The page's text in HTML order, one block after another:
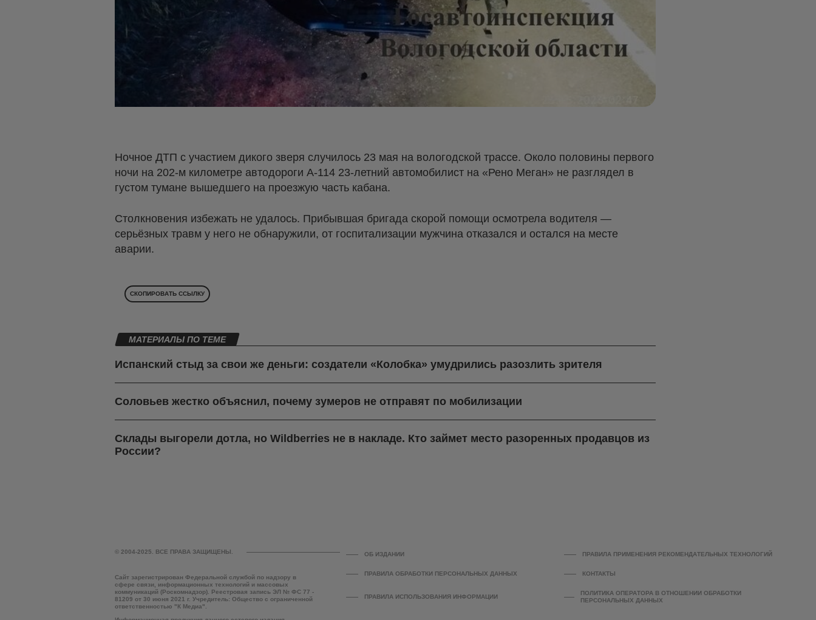
Ночное ДТП с участием дикого зверя случилось 23 мая на вологодской трассе. Около половины первого
ночи на 202-м километре автодороги А-114 23-летний автомобилист на «Рено Меган» не разглядел в
густом тумане вышедшего на проезжую часть кабана.
Столкновения избежать не удалось. Прибывшая бригада скорой помощи осмотрела водителя —
серьёзных травм у него не обнаружили, от госпитализации мужчина отказался и остался на месте
аварии.
СКОПИРОВАТЬ ССЫЛКУ
МАТЕРИАЛЫ ПО ТЕМЕ
Испанский стыд за свои же деньги: создатели «Колобка» умудрились разозлить зрителя
Соловьев жестко объяснил, почему зумеров не отправят по мобилизации
Склады выгорели дотла, но Wildberries не в накладе. Кто займет место разоренных продавцов из
России?
© 2004-2025. ВСЕ ПРАВА ЗАЩИЩЕНЫ.
Сайт зарегистрирован Федеральной службой по надзору в
сфере связи, информационных технологий и массовых
коммуникаций (Роскомнадзор). Реестровая запись ЭЛ № ФС 77 -
81209 от 30 июня 2021 г. Учредитель: Общество с ограниченной
ответственностью "К Медиа".
ОБ ИЗДАНИИ ПРАВИЛА ПРИМЕНЕНИЯ РЕКОМЕНДАТЕЛЬНЫХ ТЕХНОЛОГИЙ
ПРАВИЛА ОБРАБОТКИ ПЕРСОНАЛЬНЫХ ДАННЫХ КОНТАКТЫ
ПРАВИЛА ИСПОЛЬЗОВАНИЯ ИНФОРМАЦИИ
ПОЛИТИКА ОПЕРАТОРА В ОТНОШЕНИИ ОБРАБОТКИ
ПЕРСОНАЛЬНЫХ ДАННЫХ